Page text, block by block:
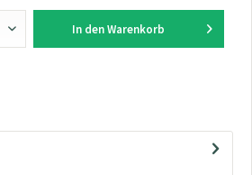
In den Warenkorb